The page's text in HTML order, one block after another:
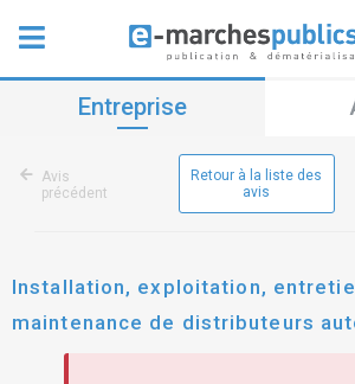
Entreprise
Avis
précédent
Retour à la liste des
avis
Installation, exploitation,
maintenance de distributeurs
les sites de la cma de lozère et